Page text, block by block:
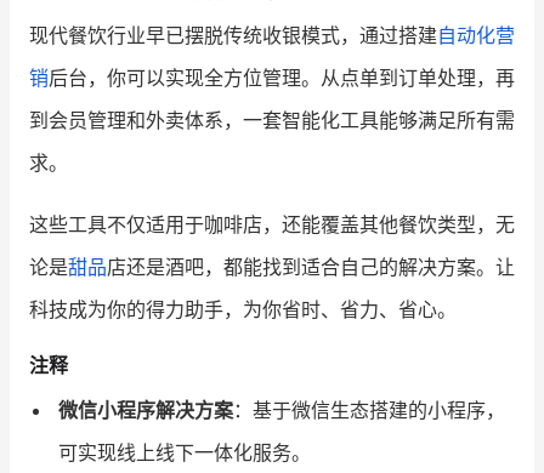
现代餐饮行业早已摆脱传统收银模式，通过搭建自动化营
销后台，你可以实现全方位管理。从点单到订单处理，再
到会员管理和外卖体系，一套智能化工具能够满足所有需
求。
这些工具不仅适用于咖啡店，还能覆盖其他餐饮类型，无
论是甜品店还是酒吧，都能找到适合自己的解决方案。让
科技成为你的得力助手，为你省时、省力、省心。
注释
微信小程序解决方案：基于微信生态搭建的小程序，
可实现线上线下一体化服务。